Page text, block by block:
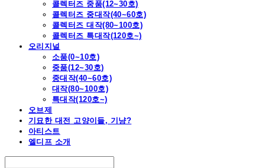
콜렉터즈 중품(12~30호)
콜렉터즈 중대작(40~60호)
콜렉터즈 대작(80~100호)
콜렉터즈 특대작(120호~)
오리지널
소품(0~10호)
중품(12~30호)
중대작(40~60호)
대작(80~100호)
특대작(120호~)
오브제
기묘한 대전 고양이들, 기냥?
아티스트
엘디프 소개